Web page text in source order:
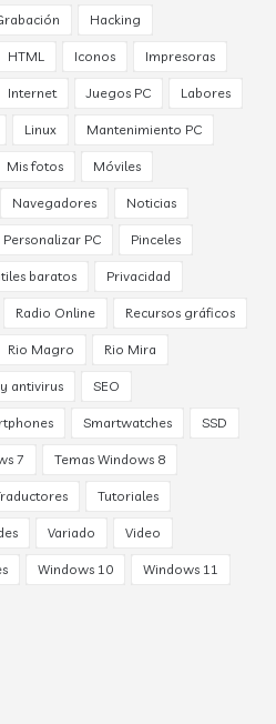
Hacking
HTML Iconos Impresoras
Internet Juegos PC Labores
Linux Mantenimiento PC
Mis fotos Móviles
Navegadores Noticias
Personalizar PC Pinceles
baratos Privacidad
Radio Online Recursos gráficos
Rio Magro Rio Mira
antivirus SEO
Smartwatches SSD
7 Temas Windows 8
Tutoriales
Variado Video
Windows 10 Windows 11